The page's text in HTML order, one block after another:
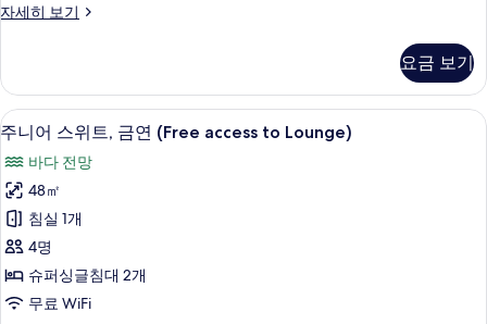
모
보
기
자세히 보기
트
연
자
세
히
보
기
요금 보기
주
니
어
스
위
트,
금
주니어 스위트, 금연 (Free access to
7
주니어 스위트, 금연 (Free access to Lounge)
바다 전망
48㎡
침실 1개
4명
슈퍼싱글침대 2개
무료 WiFi